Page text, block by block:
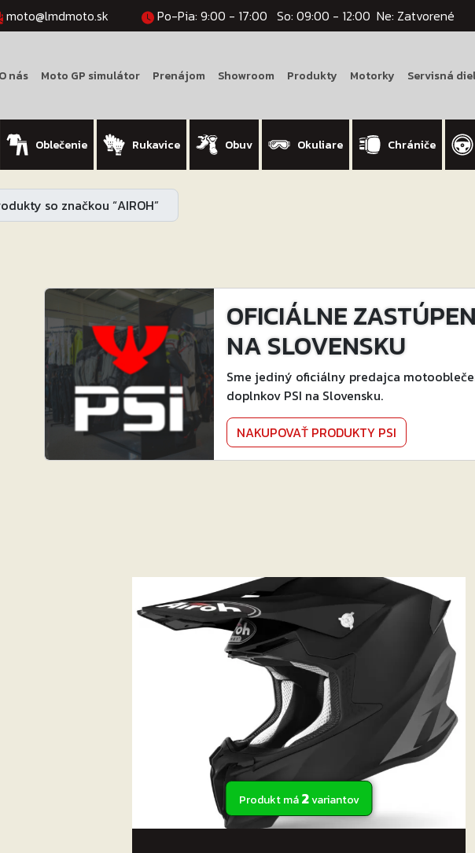
moto@lmdmoto.sk Po-Pia: 9:00 - 17:00 So: 09:00 - 12:00 Ne: Zatvorené
O nás Moto GP simulátor Prenájom Showroom Produkty Motorky Servisná
Oblečenie Rukavice Obuv Okuliare Chrániče
so značkou “AIROH”
OFICIÁLNE
NA SLOVENSKU
Sme jediný oficiálny predajca
doplnkov PSI na Slovensku.
NAKUPOVAŤ PRODUKTY PSI
Produkt má2variantov